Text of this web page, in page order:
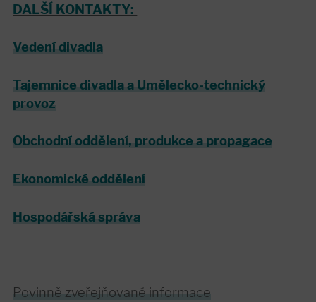
DALŠÍ KONTAKTY:
Vedení divadla
Tajemnice divadla a Umělecko-technický
provoz
Obchodní oddělení, produkce a propagace
Ekonomické oddělení
Hospodářská správa
Povinně zveřejňované informace